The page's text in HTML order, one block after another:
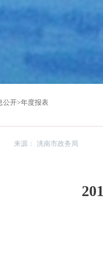
公开>年度报表
来源：洮南市政务局